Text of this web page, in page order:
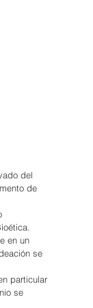
del
de
en un
se
particular
se